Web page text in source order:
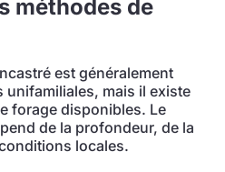
méthodes de
est généralement
unifamiliales, mais il existe
forage disponibles. Le
de la profondeur, de la
locales.